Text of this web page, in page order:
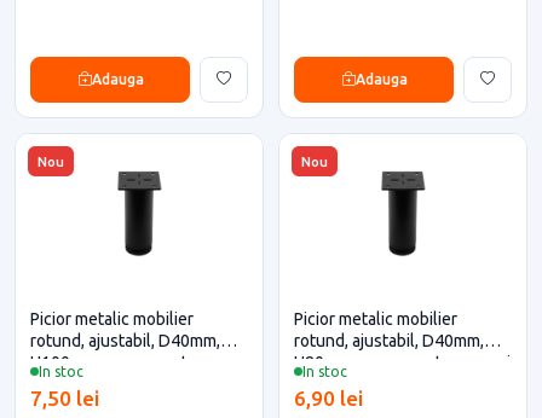
Adauga Adauga
Nou
In stoc
Picior metalic mobilier
rotund, ajustabil, D40mm,
H100mm, negru pentru casa
7,50 lei
Nou
In stoc
Picior metalic mobilier
rotund, ajustabil, D40mm,
H80mm, negru pentru casa si
6,90 lei